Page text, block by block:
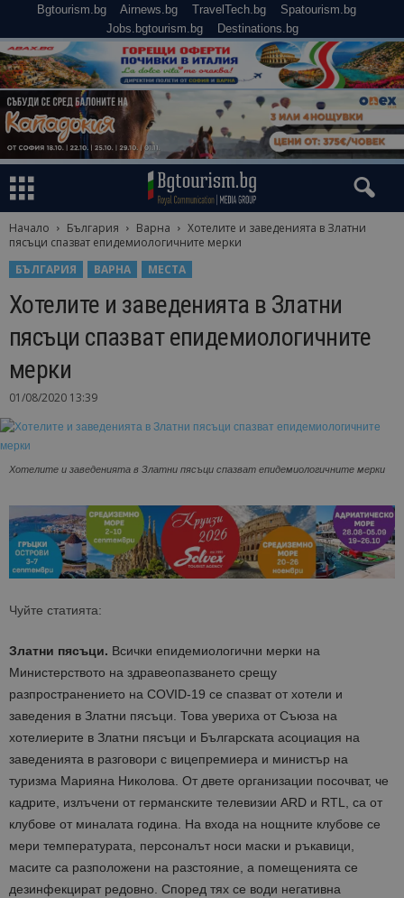
Bgtourism.bg Airnews.bg TravelTech.bg
Spatourism.bg
Jobs.bgtourism.bg
Destinations.bg
Начало България Варна
Хотелите и заведенията в Златни
пясъци спазват епидемиологичните мерки
БЪЛГАРИЯ
ВАРНА МЕСТА
Хотелите и заведенията в Златни
пясъци спазват епидемиологичните
мерки
01/08/2020 13:39
Хотелите и заведенията в Златни пясъци спазват епидемиологичните мерки
Чуйте статията:
Златни пясъци. Всички епидемиологични мерки на
Министерството на здравеопазването срещу
разпространението на COVID-19 се спазват от хотели и
заведения в Златни пясъци. Това увериха от Съюза на
хотелиерите в Златни пясъци и Българската асоциация на
заведенията в разговори с вицепремиера и министър на
туризма Марияна Николова. От двете организации посочват, че
кадрите, излъчени от германските телевизии ARD и RTL, са от
клубове от миналата година. На входа на нощните клубове се
мери температурата, персоналът носи маски и ръкавици,
масите са разположени на разстояние, а помещенията се
дезинфекцират редовно. Според тях се води негативна